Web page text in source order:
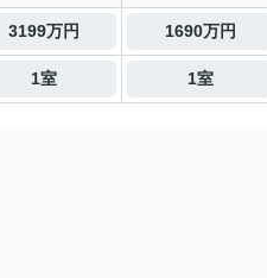
3199万円 1690万円
1室 1室